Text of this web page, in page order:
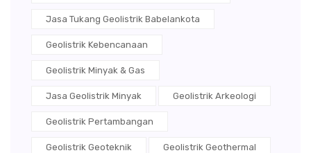
Jasa Tukang Geolistrik Babelankota
Geolistrik Kebencanaan
Geolistrik Minyak & Gas
Jasa Geolistrik Minyak Geolistrik Arkeologi
Geolistrik Pertambangan
Geolistrik Geoteknik Geolistrik Geothermal